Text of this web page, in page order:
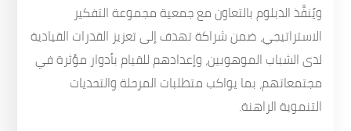
ويُنفَّذ الدبلوم بالتعاون مع جمعية مجموعة التفكير
الاستراتيجي، ضمن شراكة تهدف إلى تعزيز القدرات القيادية
لدى الشباب الموهوبين، وإعدادهم للقيام بأدوار مؤثرة في
مجتمعاتهم، بما يواكب متطلبات المرحلة والتحديات
التنموية الراهنة.